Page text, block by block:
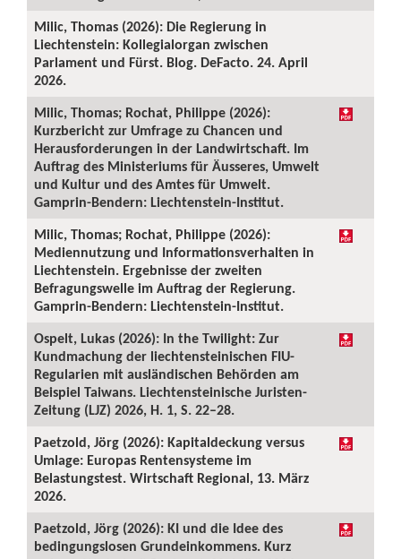
Milic, Thomas (2026): Die Regierung in
Liechtenstein: Kollegialorgan zwischen
Parlament und Fürst. Blog. DeFacto. 24. April
2026.
Milic, Thomas; Rochat, Philippe (2026):
Kurzbericht zur Umfrage zu Chancen und
Herausforderungen in der Landwirtschaft. Im
Auftrag des Ministeriums für Äusseres, Umwelt
und Kultur und des Amtes für Umwelt.
Gamprin-Bendern: Liechtenstein-Institut.
Milic, Thomas; Rochat, Philippe (2026):
Mediennutzung und Informationsverhalten in
Liechtenstein. Ergebnisse der zweiten
Befragungswelle im Auftrag der Regierung.
Gamprin-Bendern: Liechtenstein-Institut.
Ospelt, Lukas (2026): In the Twilight: Zur
Kundmachung der liechtensteinischen FIU-
Regularien mit ausländischen Behörden am
Beispiel Taiwans. Liechtensteinische Juristen-
Zeitung (LJZ) 2026, H. 1, S. 22–28.
Paetzold, Jörg (2026): Kapitaldeckung versus
Umlage: Europas Rentensysteme im
Belastungstest. Wirtschaft Regional, 13. März
2026.
Paetzold, Jörg (2026): KI und die Idee des
bedingungslosen Grundeinkommens. Kurz